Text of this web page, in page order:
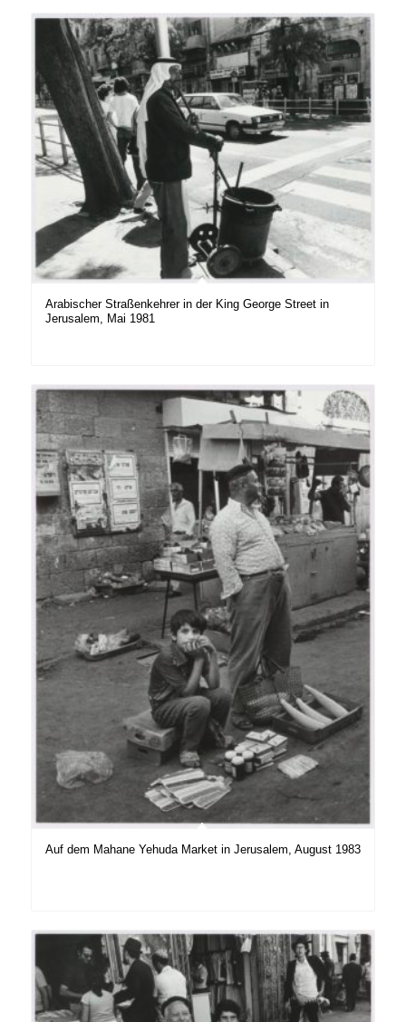
Arabischer Straßenkehrer in der King George Street in
Jerusalem, Mai 1981
Auf dem Mahane Yehuda Market in Jerusalem, August 1983